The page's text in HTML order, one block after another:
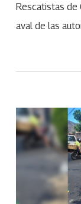
Rescatistas de
aval de las